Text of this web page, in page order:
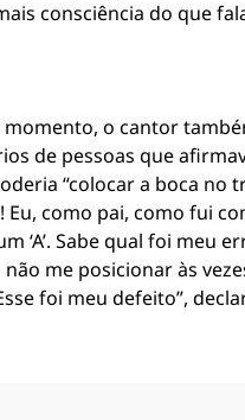
consciência do que
momento, o cantor
de pessoas que
“colocar a boca no
Eu, como pai, como fui
‘A’. Sabe qual foi meu
me posicionar às
foi meu defeito”,